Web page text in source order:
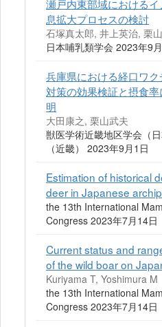
瀬戸内東部域における
息拡大プロセスの検討
石塚真太郎, 井上英治, 栗
日本哺乳類学会 2023年9
兵庫県における経口ワ
対策の効果検証と摂食
明
大田康之, 栗山武夫
獣医学術近畿地区学会（
（近畿） 2023年9月1日
Estimation of historical
deer in Japanese
the 13th International
Congress 2023年7月14日
Current status and
of the wild boar on
Kuriyama T, Yoshimura M
the 13th International
Congress 2023年7月14日